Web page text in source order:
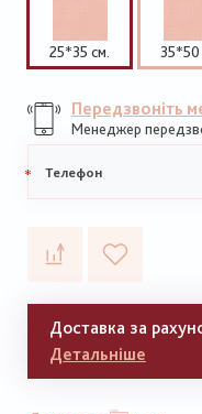
25*35 см. 35*50
Передзвоніть
Менеджер
телефон
Доставка за
Детальніше